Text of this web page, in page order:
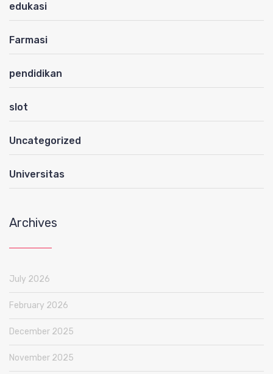
edukasi
Farmasi
pendidikan
slot
Uncategorized
Universitas
Archives
July 2026
February 2026
December 2025
November 2025